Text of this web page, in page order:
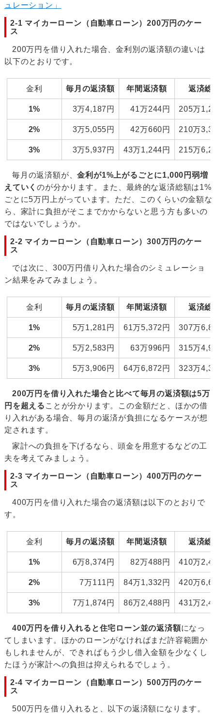
ュレーション」
2-1 マイカーローン（自動車ローン）200万円のケー
ス
200万円を借り入れた場合、金利別の返済額の違いは
以下のとおりです。
金利 毎月の返済額 年間返済額 返済総
1% 3万4,187円 41万244円 205万
2% 3万5,055円 42万660円 210万
3% 3万5,937円 43万1,244円 215万
毎月の返済額が、金利が1%上がるごとに1,000円弱増
えていくのが分かります。また、最終的な返済総額は1%
ごとに5万円上がっています。ただ、このくらいの金額な
ら、家計に負担がそこまでかからないと思う方も多いの
ではないでしょうか。
2-2 マイカーローン（自動車ローン）300万円のケー
ス
では次に、300万円借り入れた場合のシミュレーショ
ン結果をみてみましょう。
金利 毎月の返済額 年間返済額 返済総
1% 5万1,281円 61万5,372円 307万
2% 5万2,583円 63万996円 315万
3% 5万3,906円 64万6,872円 323万
200万円を借り入れた場合と比べて毎月の返済額は5万
円を超える ことが分かります。この金額だと、ほかの借
り入れがある場合、毎月の返済が負担になるケースが想
定されます。
家計への負担を下げるなら、頭金を用意するなどの工
夫を考えてみましょう。
2-3 マイカーローン（自動車ローン）400万円のケー
ス
400万円を借り入れた場合の返済額は以下のとおりで
す。
金利 毎月の返済額 年間返済額 返済総
1% 6万8,374円 82万488円 410万
2% 7万111円 84万1,332円 420万
3% 7万1,874円 86万2,488円 431万
400万円を借り入れると住宅ローン並の返済額になっ
てしまいます。ほかのローンがなければまだ許容範囲か
もしれませんが、できればもう少し借入金額を少なくし
たほうが家計への負担は抑えられるでしょう。
2-4 マイカーローン（自動車ローン）500万円のケー
ス
500万円を借り入れると、以下の返済額になります。